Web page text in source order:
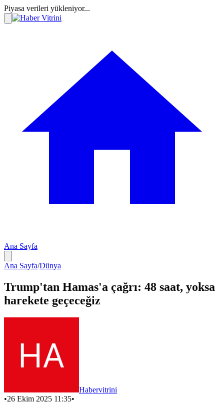
Piyasa verileri yükleniyor...
Ana Sayfa
Ana Sayfa/Dünya
Trump'tan Hamas'a çağrı: 48 saat, yoksa
harekete geçeceğiz
Habervitrini
•26 Ekim 2025 11:35•